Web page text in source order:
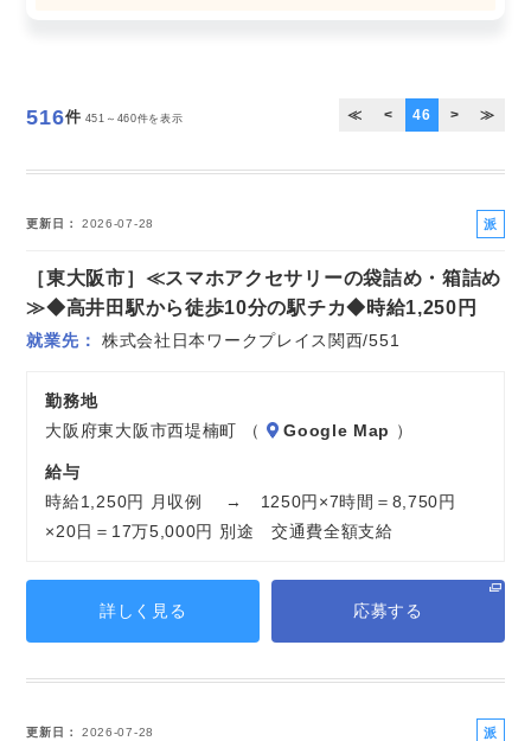
516件 451～460件を表示 ≪ < 46 > ≫
更新日 2026-07-28
派
社
［東大阪市］≪スマホアクセサリーの袋詰め・箱詰め
≫◆高井田駅から徒歩10分の駅チカ◆時給1,250円
就業先 株式会社日本ワークプレイス関西/551
勤務地
大阪府東大阪市西堤楠町 （
Google Map ）
給与
時給1,250円 月収例 → 1250円×7時間＝8,750円
×20日＝17万5,000円 別途 交通費全額支給
詳しく見る 応募する
更新日 2026-07-28
派